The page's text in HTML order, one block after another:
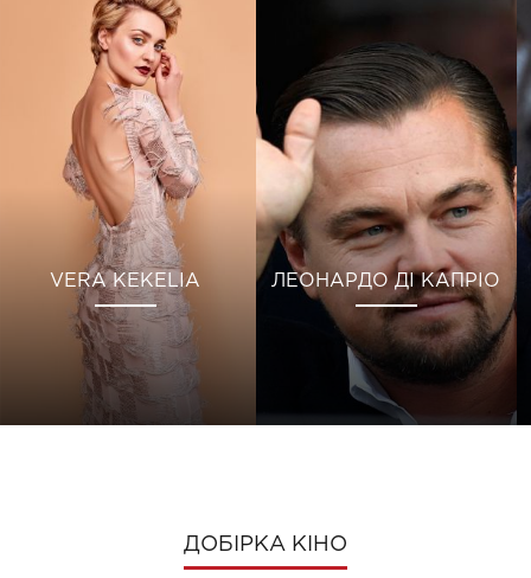
VERA KEKELIA ЛЕОНАРДО ДІ КАПРІО
ДОБІРКА КІНО